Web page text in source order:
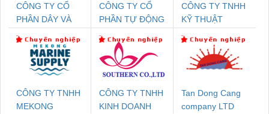
CÔNG TY CỔ
PHẦN DÂY VÀ
THƯỢNG ĐÌNH
CÔNG TY CỔ
PHẦN TỰ ĐỘNG
CÔNG TY TNHH
KỸ THUẬT
NAM
CÔNG TY TNHH
MEKONG
CÔNG TY TNHH
KINH DOANH
Tan Dong Cang
company LTD